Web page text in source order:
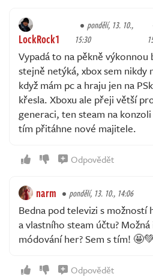
LockRock1
pondělí, 13. 10.,
15:30
Vypadá to na pěkně
stejně netýká, xbox sem nikdy
když mám pc a hraju jen na
křesla. Xboxu ale přeji větší
generaci, ten steam na
tím přitáhne nové majitele.
Odpovědět
narm pondělí, 13. 10., 14:06
Bedna pod televizi s možností
a vlastního steam účtu?
módování her? Sem s tím! 🤩💚
Odpovědět